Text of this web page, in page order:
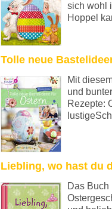
sich wohl
Hoppel
Tolle neue
Mit
und
Rezepte:
Liebling, wo hast du
Das